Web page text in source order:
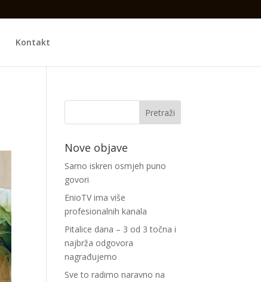
Kontakt
Nove objave
Samo iskren osmjeh puno
govori
EnioTV ima više
profesionalnih kanala
Pitalice dana – 3 od 3 točna i
najbrža odgovora
nagrađujemo
Sve to radimo naravno na